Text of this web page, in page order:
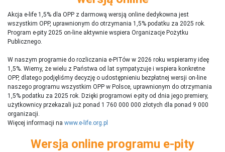
Akcja e-life 1,5% dla OPP z darmową wersją online dedykowna jest
wszystkim OPP, uprawnionym do otrzymania 1,5% podatku za 2025 rok.
Program e-pity 2025 on-line aktywnie wspiera Organizacje Pożytku
Publicznego.
W naszym programie do rozliczania e-PITów w 2026 roku wspieramy ideę
1,5%. Wiemy, że wielu z Państwa od lat sympatyzuje i wspiera konkretne
OPP, dlatego podjęliśmy decyzję o udostępnieniu bezpłatnej wersji on-line
naszego programu wszystkim OPP w Polsce, uprawnionym do otrzymania
1,5% podatku za 2025 rok. Dzięki programowi e-pity od dnia jego premiery,
użytkownicy przekazali już ponad 1 760 000 000 złotych dla ponad 9 000
organizacji.
Więcej informacji na www.e-life.org.pl
Wersja online programu e-pity